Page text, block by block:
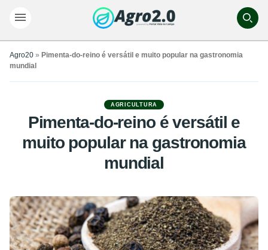
Agro20 » Pimenta-do-reino é versátil e muito popular na gastronomia
mundial
AGRICULTURA
Pimenta-do-reino é versátil e
muito popular na gastronomia
mundial